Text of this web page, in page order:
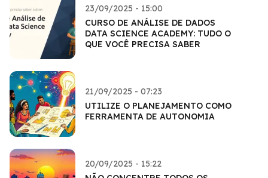
23/09/2025 - 15:00
CURSO DE ANÁLISE DE DADOS
DATA SCIENCE ACADEMY: TUDO O
QUE VOCÊ PRECISA SABER
21/09/2025 - 07:23
UTILIZE O PLANEJAMENTO COMO
FERRAMENTA DE AUTONOMIA
20/09/2025 - 15:22